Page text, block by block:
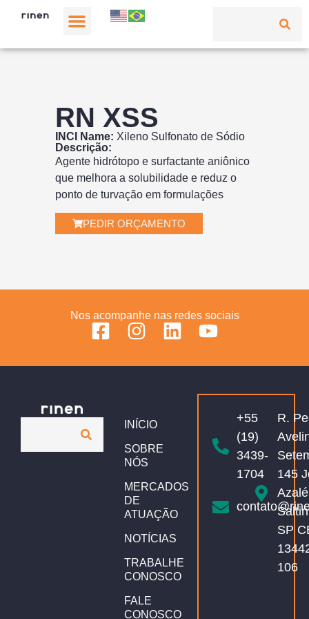
RN XSS
INCI Name: Xileno Sulfonato de Sódio
Descrição:
Agente hidrótopo e surfactante aniônico
que melhora a solubilidade e reduz o
ponto de turvação em formulações
PEDIR ORÇAMENTO
Nos acompanhe nas redes sociais
INÍCIO
SOBRE
NÓS
MERCADOS
DE
ATUAÇÃO
NOTÍCIAS
TRABALHE
CONOSCO
FALE
CONOSCO
+55
(19)
3439-
1704
R.
145
SP
106